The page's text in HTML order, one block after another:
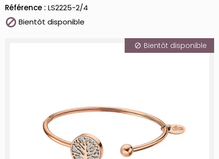
Référence : LS2225-2/4
 Bientôt disponible
Bientôt disponible